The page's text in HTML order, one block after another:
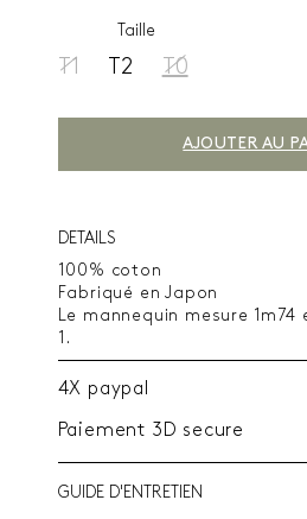
Taille
T1 T2 T0
AJOUTER AU
DETAILS
100% coton
Fabriqué en Japon
Le mannequin mesure
1.
4X paypal
Paiement 3D secure
GUIDE D'ENTRETIEN